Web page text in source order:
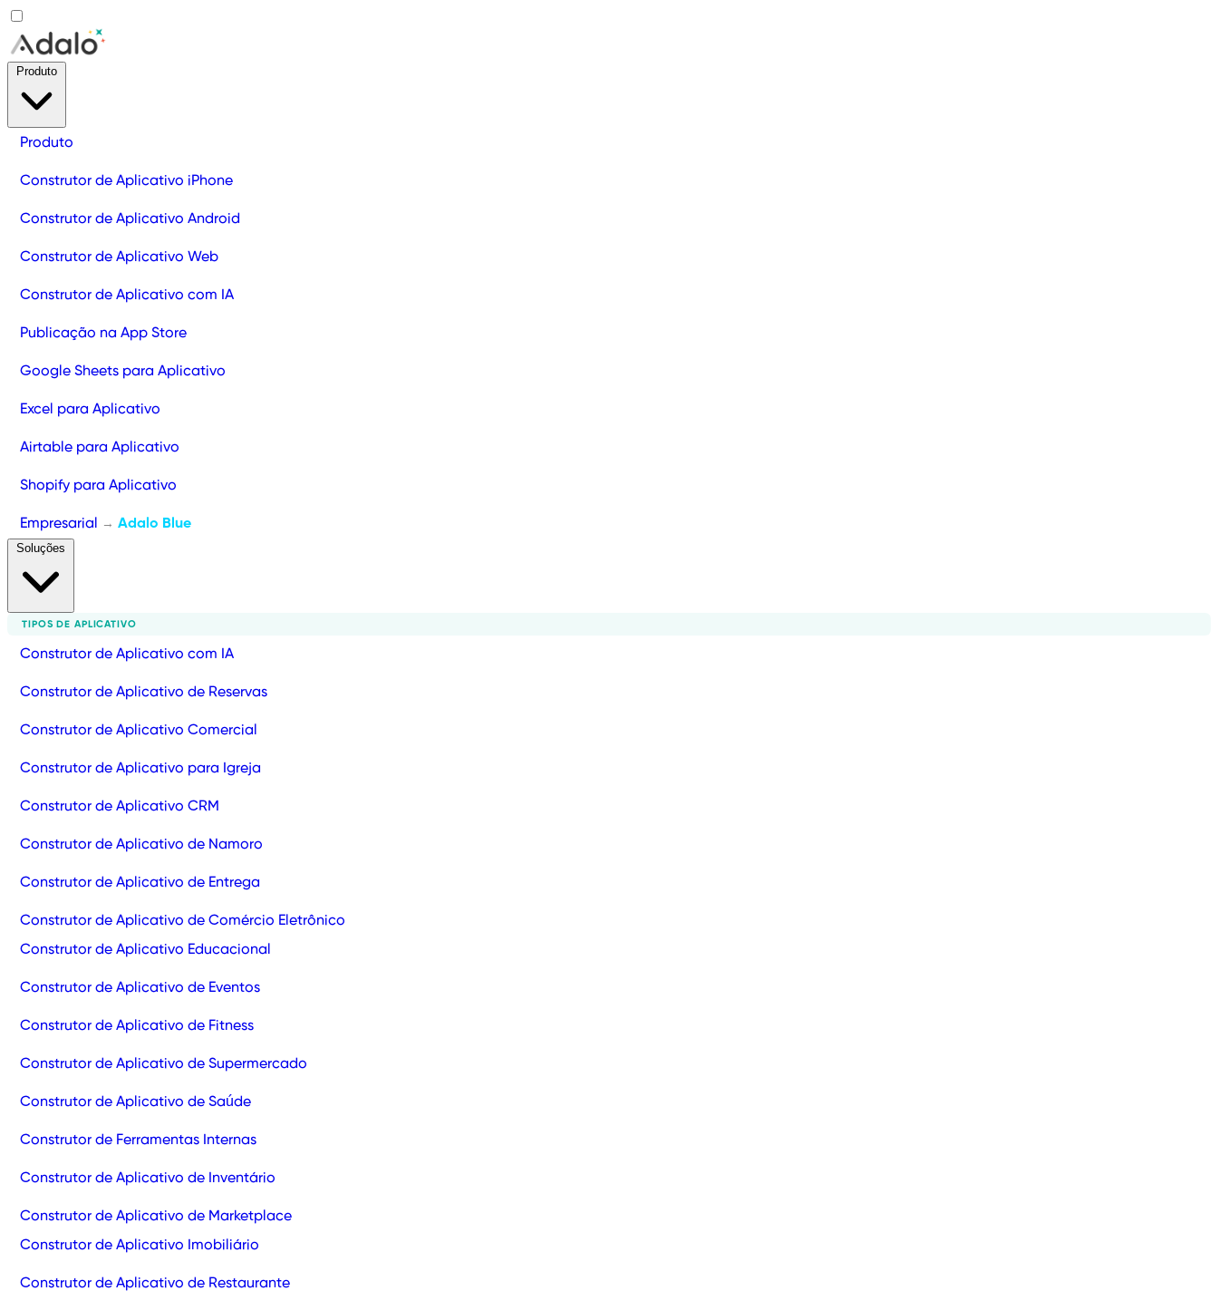
Produto
Construtor de Aplicativo iPhone
Construtor de Aplicativo Android
Construtor de Aplicativo Web
Construtor de Aplicativo com IA
Publicação na App Store
Google Sheets para Aplicativo
Excel para Aplicativo
Airtable para Aplicativo
Shopify para Aplicativo
Empresarial → Adalo Blue
TIPOS DE APLICATIVO
Construtor de Aplicativo com IA
Construtor de Aplicativo de Reservas
Construtor de Aplicativo Comercial
Construtor de Aplicativo para Igreja
Construtor de Aplicativo CRM
Construtor de Aplicativo de Namoro
Construtor de Aplicativo de Entrega
Construtor de Aplicativo de Comércio Eletrônico
Construtor de Aplicativo Educacional
Construtor de Aplicativo de Eventos
Construtor de Aplicativo de Fitness
Construtor de Aplicativo de Supermercado
Construtor de Aplicativo de Saúde
Construtor de Ferramentas Internas
Construtor de Aplicativo de Inventário
Construtor de Aplicativo de Marketplace
Construtor de Aplicativo Imobiliário
Construtor de Aplicativo de Restaurante